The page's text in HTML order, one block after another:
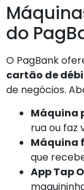
do
O PagBank
cartão de
de negócios.
Máquina
rua ou faz
Máquina
que
App Tap